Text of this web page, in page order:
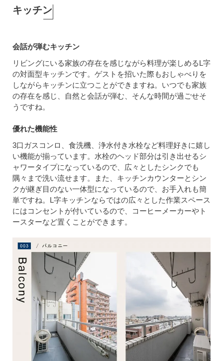
キッチン
会話が弾むキッチン
リビングにいる家族の存在を感じながら料理が楽しめるL字
の対面型キッチンです。ゲストを招いた際もおしゃべりを
しながらキッチンに立つことができますね。いつでも家族
の存在を感じ、自然と会話が弾む、そんな時間が過ごせそ
うですね。
優れた機能性
3口ガスコンロ、食洗機、浄水付き水栓など料理好きに嬉し
い機能が揃っています。水栓のヘッド部分は引き出せるシ
ャワータイプになっているので、広々としたシンクでも
隅々まで洗い流せます。また、キッチンカウンターとシン
クが継ぎ目のない一体型になっているので、お手入れも簡
単ですね。L字キッチンならではの広々とした作業スペース
にはコンセントが付いているので、コーヒーメーカーやト
ースターなど置くことができます。